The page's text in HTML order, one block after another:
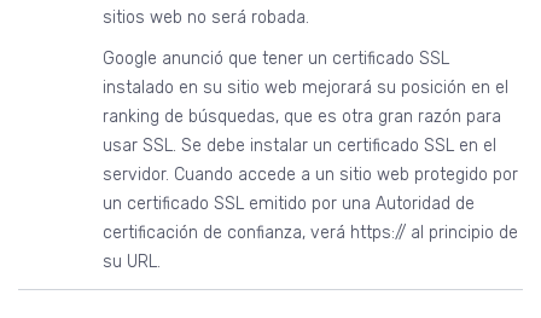
sitios web no será robada.
Google anunció que tener un certificado SSL
instalado en su sitio web mejorará su posición en el
ranking de búsquedas, que es otra gran razón para
usar SSL. Se debe instalar un certificado SSL en el
servidor. Cuando accede a un sitio web protegido por
un certificado SSL emitido por una Autoridad de
certificación de confianza, verá https:// al principio de
su URL.